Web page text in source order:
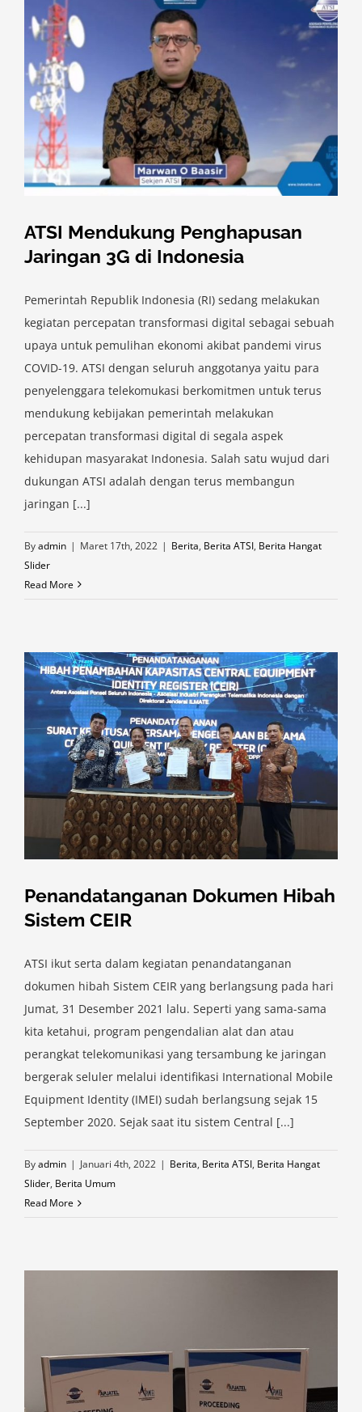
ATSI Mendukung Penghapusan
Jaringan 3G di Indonesia
Pemerintah Republik Indonesia (RI) sedang melakukan
kegiatan percepatan transformasi digital sebagai sebuah
upaya untuk pemulihan ekonomi akibat pandemi virus
COVID-19. ATSI dengan seluruh anggotanya yaitu para
penyelenggara telekomukasi berkomitmen untuk terus
mendukung kebijakan pemerintah melakukan
percepatan transformasi digital di segala aspek
kehidupan masyarakat Indonesia. Salah satu wujud dari
dukungan ATSI adalah dengan terus membangun
jaringan [...]
Byadmin | Maret 17th, 2022 | Berita, Berita ATSI, Berita Hangat
Slider
Read More
Penandatanganan Dokumen Hibah
Sistem CEIR
ATSI ikut serta dalam kegiatan penandatanganan
dokumen hibah Sistem CEIR yang berlangsung pada hari
Jumat, 31 Desember 2021 lalu. Seperti yang sama-sama
kita ketahui, program pengendalian alat dan atau
perangkat telekomunikasi yang tersambung ke jaringan
bergerak seluler melalui identifikasi International Mobile
Equipment Identity (IMEI) sudah berlangsung sejak 15
September 2020. Sejak saat itu sistem Central [...]
Byadmin | Januari 4th, 2022 | Berita, Berita ATSI, Berita Hangat
Slider, Berita Umum
Read More